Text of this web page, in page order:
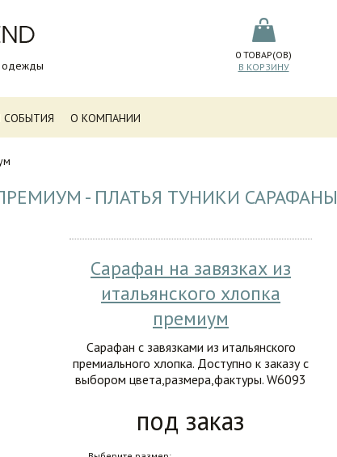
одежды
0 ТОВАР(ОВ)
В КОРЗИНУ
СОБЫТИЯ О КОМПАНИИ
- ПЛАТЬЯ ТУНИКИ САРАФАНЫ
Сарафан на завязках из
итальянского хлопка
премиум
Сарафан с завязками из итальянского
премиального хлопка. Доступно к заказу с
выбором цвета,размера,фактуры. W6093
под заказ